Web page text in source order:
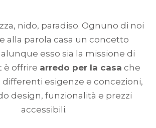
nido, paradiso. Ognuno di noi
alla parola casa un concetto
esso sia la missione di
è offrire arredo per la casa che
differenti esigenze e concezioni,
design, funzionalità e prezzi
accessibili.